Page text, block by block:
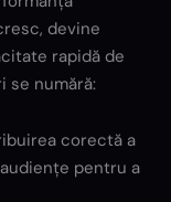
devine
rapidă de
se numără:
corectă a
pentru a